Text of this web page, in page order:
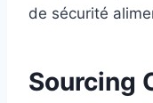
de sécurité
Sourcing